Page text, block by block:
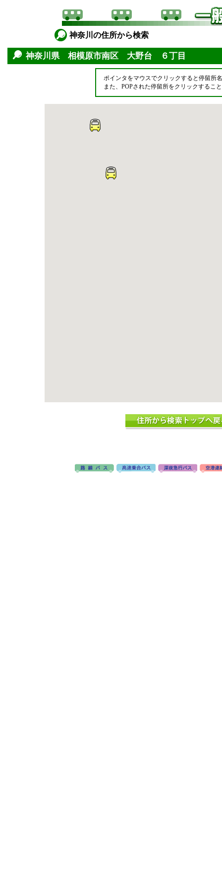
神奈川の住所から検索
神奈川県 相模原市南区 大野台 ６丁目
ポインタをマウスでクリックすると停留所
また、POPされた停留所をクリックするこ